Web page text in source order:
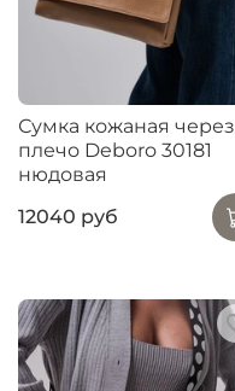
Сумка кожаная через
плечо Deboro 30181
нюдовая
12040 руб